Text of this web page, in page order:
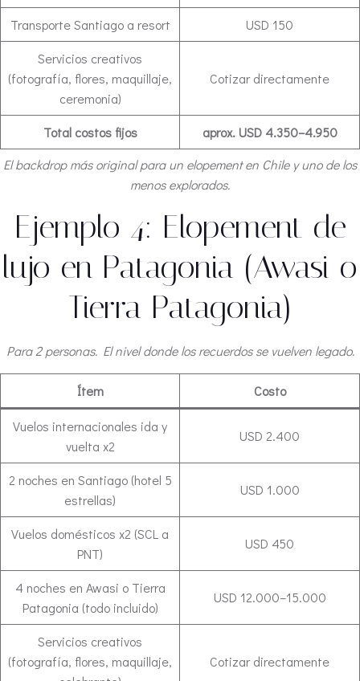
Transporte Santiago a resort
USD 150
Servicios creativos
(fotografía, flores, maquillaje,
ceremonia)
Cotizar directamente
Total costos fijos
aprox. USD 4.350–4.950
El backdrop más original para un elopement en Chile y uno de los
menos explorados.
Ejemplo 4: Elopement de
lujo en Patagonia (Awasi o
Tierra Patagonia)
Para 2 personas. El nivel donde los recuerdos se vuelven legado.
Ítem Costo
Vuelos internacionales ida y
vuelta x2
USD 2.400
2 noches en Santiago (hotel 5
estrellas)
USD 1.000
Vuelos domésticos x2 (SCL a
PNT)
USD 450
4 noches en Awasi o Tierra
Patagonia (todo incluido)
USD 12.000–15.000
Servicios creativos
(fotografía, flores, maquillaje,
Cotizar directamente